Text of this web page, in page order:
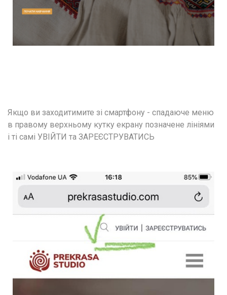
Якщо ви заходитимите зі смартфону - спадаюче меню
в правому верхньому кутку екрану позначене лініями
і ті самі УВІЙТИ та ЗАРЕЄСТРУВАТИСЬ